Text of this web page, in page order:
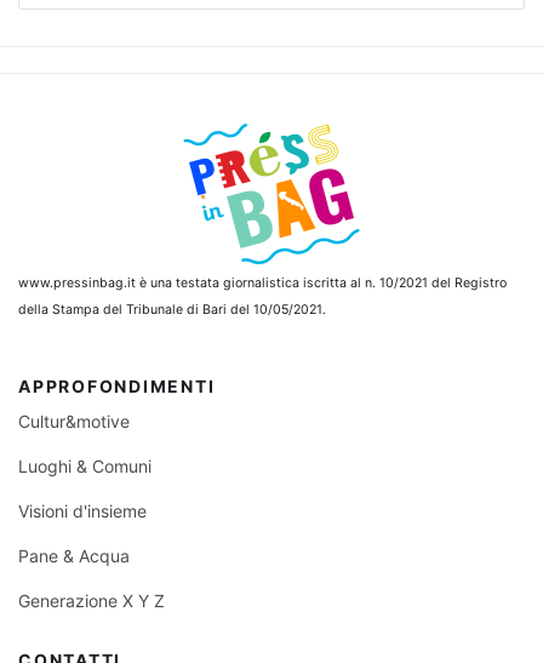
www.pressinbag.it è una testata giornalistica iscritta al n. 10/2021 del Registro
della Stampa del Tribunale di Bari del 10/05/2021.
APPROFONDIMENTI
Cultur&motive
Luoghi & Comuni
Visioni d'insieme
Pane & Acqua
Generazione X Y Z